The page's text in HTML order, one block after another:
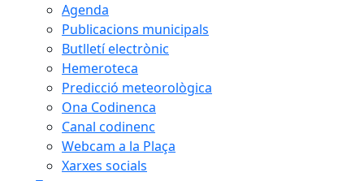
Agenda
Publicacions municipals
Butlletí electrònic
Hemeroteca
Predicció meteorològica
Ona Codinenca
Canal codinenc
Webcam a la Plaça
Xarxes socials